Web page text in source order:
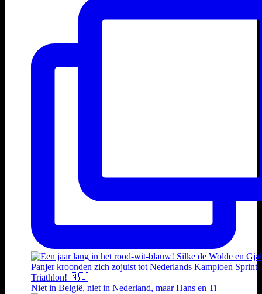
Niet in België, niet in Nederland, maar Hans en Ti